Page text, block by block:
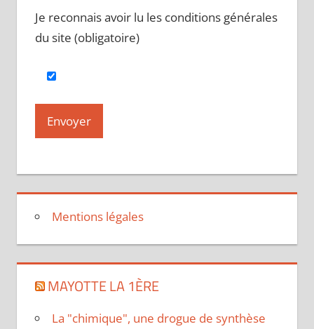
Je reconnais avoir lu les conditions générales
du site (obligatoire)
Mentions légales
MAYOTTE LA 1ÈRE
La "chimique", une drogue de synthèse